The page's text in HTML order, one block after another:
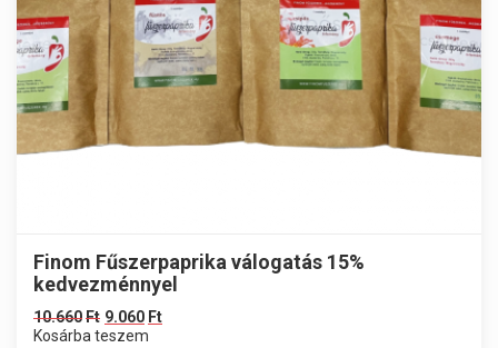
Finom Fűszerpaprika válogatás 15%
kedvezménnyel
10.660Ft 9.060 Ft
Kosárba teszem